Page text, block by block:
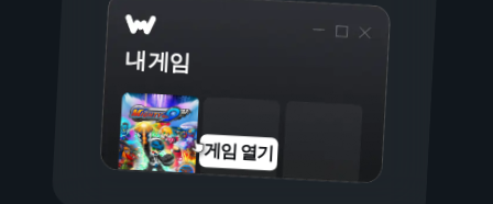
내 게임
게임 열기